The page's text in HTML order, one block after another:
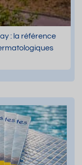
: la référence